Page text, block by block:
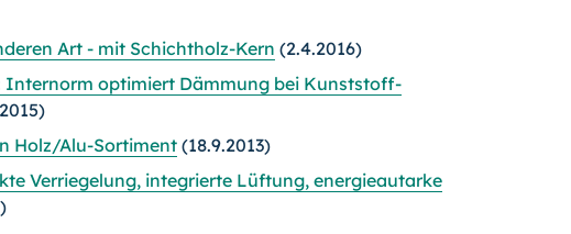
Art - mit Schichtholz-Kern (2.4.2016)
Internorm optimiert Dämmung bei Kunststoff-
Holz/Alu-Sortiment (18.9.2013)
Verriegelung, integrierte Lüftung, energieautarke